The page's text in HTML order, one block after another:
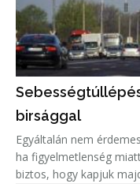
birsággal
Egyáltalán nem
ha figyelmetlenség
biztos, hogy kapjuk